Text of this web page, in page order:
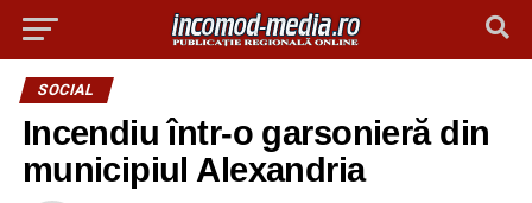
SOCIAL
Incendiu într-o garsonieră din
municipiul Alexandria